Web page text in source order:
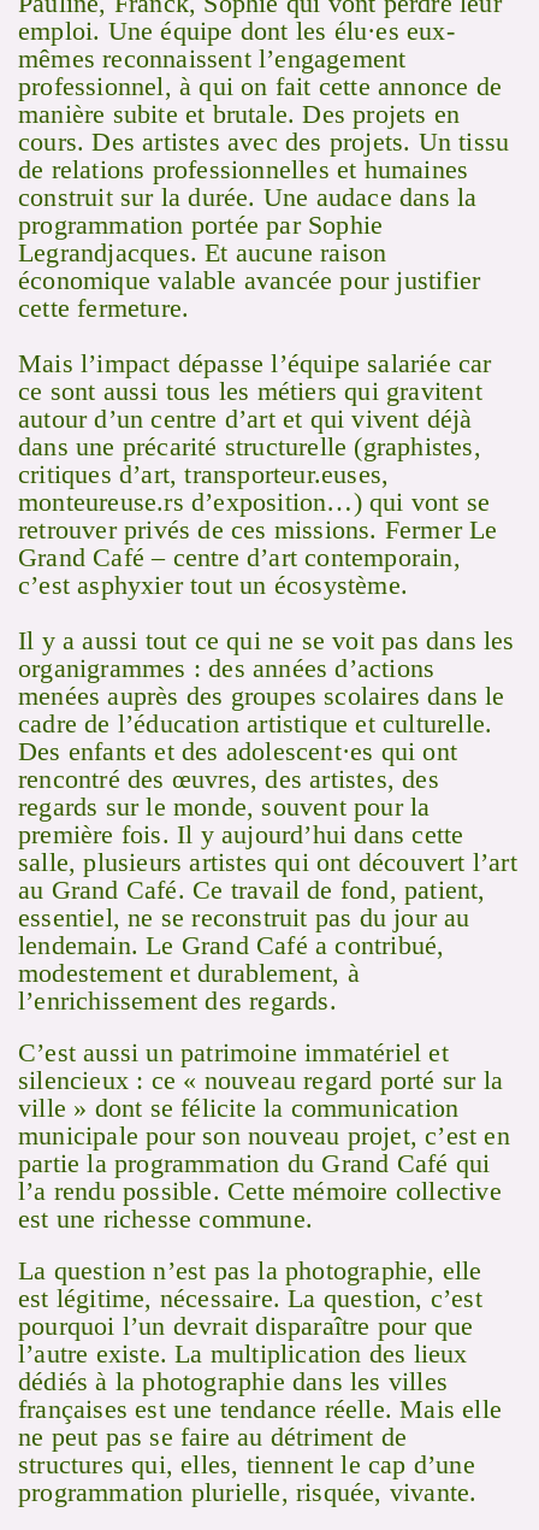
emploi. Une équipe dont les élu·es eux-
mêmes reconnaissent l’engagement
professionnel, à qui on fait cette annonce de
manière subite et brutale. Des projets en
cours. Des artistes avec des projets. Un tissu
de relations professionnelles et humaines
construit sur la durée. Une audace dans la
programmation portée par Sophie
Legrandjacques. Et aucune raison
économique valable avancée pour justifier
cette fermeture.
Mais l’impact dépasse l’équipe salariée car
ce sont aussi tous les métiers qui gravitent
autour d’un centre d’art et qui vivent déjà
dans une précarité structurelle (graphistes,
critiques d’art, transporteur.euses,
monteureuse.rs d’exposition…) qui vont se
retrouver privés de ces missions. Fermer Le
Grand Café – centre d’art contemporain,
c’est asphyxier tout un écosystème.
Il y a aussi tout ce qui ne se voit pas dans les
organigrammes : des années d’actions
menées auprès des groupes scolaires dans le
cadre de l’éducation artistique et culturelle.
Des enfants et des adolescent·es qui ont
rencontré des œuvres, des artistes, des
regards sur le monde, souvent pour la
première fois. Il y aujourd’hui dans cette
salle, plusieurs artistes qui ont découvert l’art
au Grand Café. Ce travail de fond, patient,
essentiel, ne se reconstruit pas du jour au
lendemain. Le Grand Café a contribué,
modestement et durablement, à
l’enrichissement des regards.
C’est aussi un patrimoine immatériel et
silencieux : ce « nouveau regard porté sur la
ville » dont se félicite la communication
municipale pour son nouveau projet, c’est en
partie la programmation du Grand Café qui
l’a rendu possible. Cette mémoire collective
est une richesse commune.
La question n’est pas la photographie, elle
est légitime, nécessaire. La question, c’est
pourquoi l’un devrait disparaître pour que
l’autre existe. La multiplication des lieux
dédiés à la photographie dans les villes
françaises est une tendance réelle. Mais elle
ne peut pas se faire au détriment de
structures qui, elles, tiennent le cap d’une
programmation plurielle, risquée, vivante.